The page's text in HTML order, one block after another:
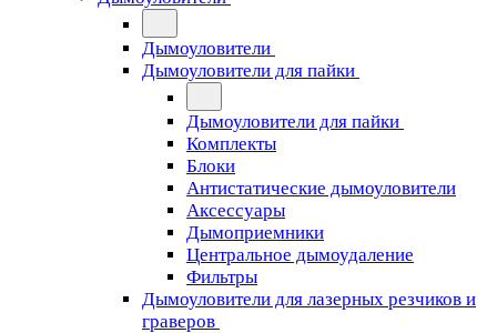
Дымоуловители
Дымоуловители для пайки
Дымоуловители для пайки
Комплекты
Блоки
Антистатические дымоуловители
Аксессуары
Дымоприемники
Центральное дымоудаление
Фильтры
Дымоуловители для лазерных резчиков и
граверов